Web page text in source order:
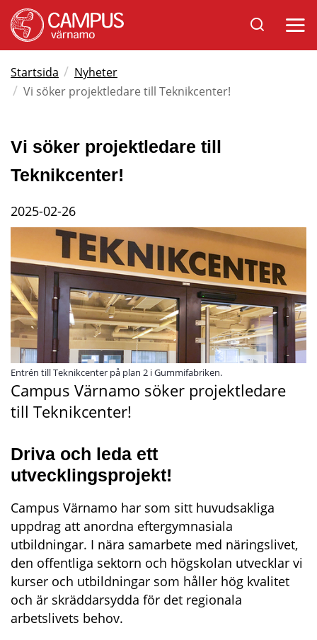
Sök
på
Varnamo.se
Öppna
Startsida / Nyheter
/ Vi söker projektledare till Teknikcenter!
Vi söker projektledare till
Teknikcenter!
2025-02-26
Entrén till Teknikcenter på plan 2 i Gummifabriken.
Campus Värnamo söker projektledare
till Teknikcenter!
Driva och leda ett
utvecklingsprojekt!
Campus Värnamo har som sitt huvudsakliga
uppdrag att anordna eftergymnasiala
utbildningar. I nära samarbete med näringslivet,
den offentliga sektorn och högskolan utvecklar vi
kurser och utbildningar som håller hög kvalitet
och är skräddarsydda för det regionala
arbetslivets behov.